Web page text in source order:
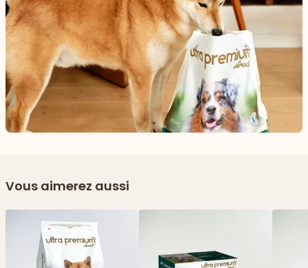
Vous aimerez aussi